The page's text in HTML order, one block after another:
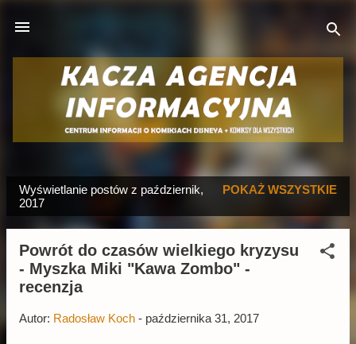
Wyświetlanie postów z październik,
2017
POKAŻ WSZYSTKIE
Powrót do czasów wielkiego kryzysu
- Myszka Miki "Kawa Zombo" -
recenzja
Autor: Radosław Koch - października 31, 2017